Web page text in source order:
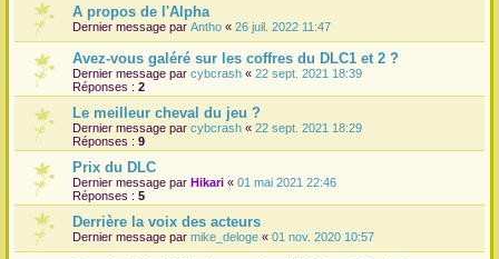
A propos de l'Alpha
Dernier message par Antho « 26 juil. 2022 11:47
Avez-vous galéré sur les coffres du DLC1 et 2 ?
Dernier message par cybcrash « 22 sept. 2021 18:39
Réponses : 2
Le meilleur cheval du jeu ?
Dernier message par cybcrash « 22 sept. 2021 18:29
Réponses : 9
Prix du DLC
Dernier message par Hikari « 01 mai 2021 22:46
Réponses : 5
Derrière la voix des acteurs
Dernier message par mike_deloge « 01 nov. 2020 10:57